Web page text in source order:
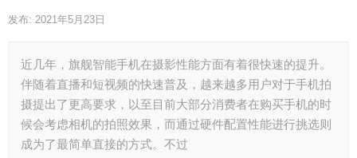
发布: 2021年5月23日
近几年，旗舰智能手机在摄影性能方面有着很快速的提升。
伴随着直播和短视频的快速普及，越来越多用户对于手机拍
摄提出了更高要求，以至目前大部分消费者在购买手机的时
候会考虑相机的拍照效果，而通过硬件配置性能进行挑选则
成为了最简单直接的方式。不过